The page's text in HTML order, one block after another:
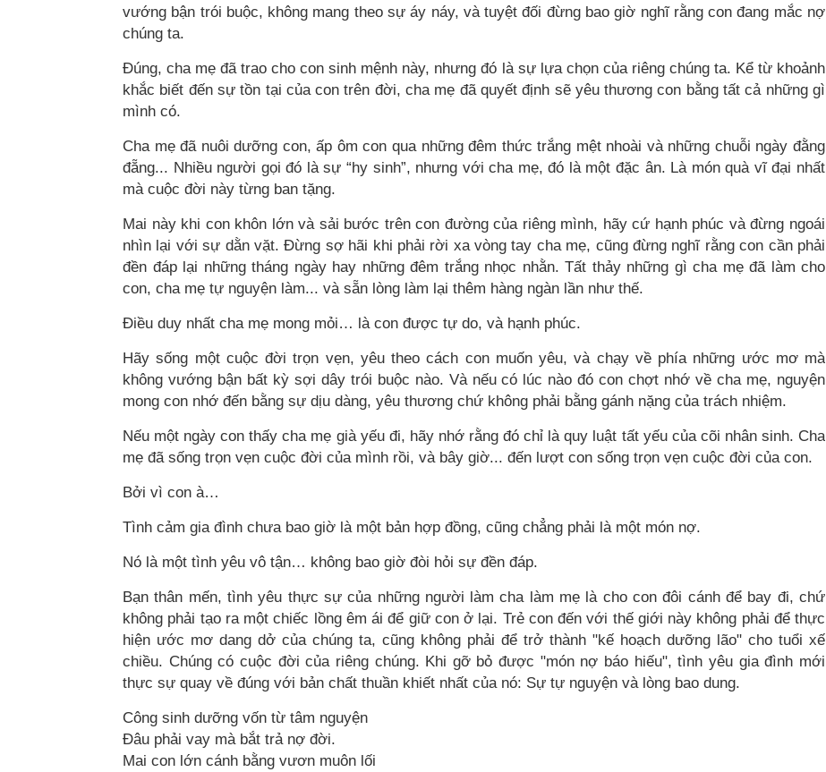
vướng bận trói buộc, không mang theo sự áy náy, và tuyệt đối đừng bao giờ nghĩ rằng con đang mắc nợ
chúng ta.
Đúng, cha mẹ đã trao cho con sinh mệnh này, nhưng đó là sự lựa chọn của riêng chúng ta. Kể từ khoảnh
khắc biết đến sự tồn tại của con trên đời, cha mẹ đã quyết định sẽ yêu thương con bằng tất cả những gì
mình có.
Cha mẹ đã nuôi dưỡng con, ấp ôm con qua những đêm thức trắng mệt nhoài và những chuỗi ngày đằng
đẵng... Nhiều người gọi đó là sự “hy sinh”, nhưng với cha mẹ, đó là một đặc ân. Là món quà vĩ đại nhất
mà cuộc đời này từng ban tặng.
Mai này khi con khôn lớn và sải bước trên con đường của riêng mình, hãy cứ hạnh phúc và đừng ngoái
nhìn lại với sự dằn vặt. Đừng sợ hãi khi phải rời xa vòng tay cha mẹ, cũng đừng nghĩ rằng con cần phải
đền đáp lại những tháng ngày hay những đêm trắng nhọc nhằn. Tất thảy những gì cha mẹ đã làm cho
con, cha mẹ tự nguyện làm... và sẵn lòng làm lại thêm hàng ngàn lần như thế.
Điều duy nhất cha mẹ mong mỏi… là con được tự do, và hạnh phúc.
Hãy sống một cuộc đời trọn vẹn, yêu theo cách con muốn yêu, và chạy về phía những ước mơ mà
không vướng bận bất kỳ sợi dây trói buộc nào. Và nếu có lúc nào đó con chợt nhớ về cha mẹ, nguyện
mong con nhớ đến bằng sự dịu dàng, yêu thương chứ không phải bằng gánh nặng của trách nhiệm.
Nếu một ngày con thấy cha mẹ già yếu đi, hãy nhớ rằng đó chỉ là quy luật tất yếu của cõi nhân sinh. Cha
mẹ đã sống trọn vẹn cuộc đời của mình rồi, và bây giờ... đến lượt con sống trọn vẹn cuộc đời của con.
Bởi vì con à…
Tình cảm gia đình chưa bao giờ là một bản hợp đồng, cũng chẳng phải là một món nợ.
Nó là một tình yêu vô tận… không bao giờ đòi hỏi sự đền đáp.
Bạn thân mến, tình yêu thực sự của những người làm cha làm mẹ là cho con đôi cánh để bay đi, chứ
không phải tạo ra một chiếc lồng êm ái để giữ con ở lại. Trẻ con đến với thế giới này không phải để thực
hiện ước mơ dang dở của chúng ta, cũng không phải để trở thành "kế hoạch dưỡng lão" cho tuổi xế
chiều. Chúng có cuộc đời của riêng chúng. Khi gỡ bỏ được "món nợ báo hiếu", tình yêu gia đình mới
thực sự quay về đúng với bản chất thuần khiết nhất của nó: Sự tự nguyện và lòng bao dung.
Công sinh dưỡng vốn từ tâm nguyện
Đâu phải vay mà bắt trả nợ đời.
Mai con lớn cánh bằng vươn muôn lối